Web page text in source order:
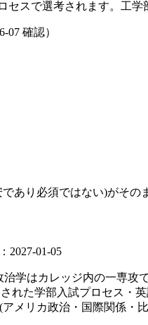
スで選考されます。工
07 確認）
り必須ではない)がその
2027-01-05
学はカレッジ内の一専攻
た学部入試プロセス・
リカ政治・国際関係・